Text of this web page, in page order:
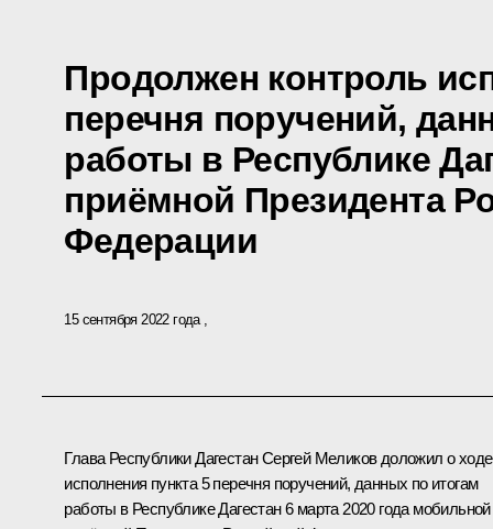
Продолжен контроль
перечня поручений,
работы в Республике
приёмной Президента
Федерации
15 сентября 2022 года
Глава Республики Дагестан Сергей Меликов доложил о ходе
исполнения пункта 5 перечня поручений, данных по итогам
работы в Республике Дагестан 6 марта 2020 года мобильной